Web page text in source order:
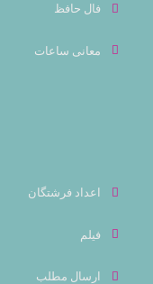
فال حافظ
معانی ساعات
اعداد فرشتگان
فیلم
ارسال مطلب